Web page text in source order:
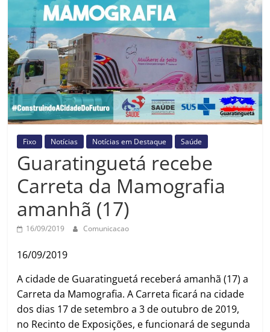
Estância
Turística
Guaratinguetá
Fixo Notícias Notícias em Destaque Saúde
Guaratinguetá recebe
Carreta da Mamografia
amanhã (17)
16/09/2019 Comunicacao
16/09/2019
A cidade de Guaratinguetá receberá amanhã (17) a
Carreta da Mamografia. A Carreta ficará na cidade
dos dias 17 de setembro a 3 de outubro de 2019,
no Recinto de Exposições, e funcionará de segunda